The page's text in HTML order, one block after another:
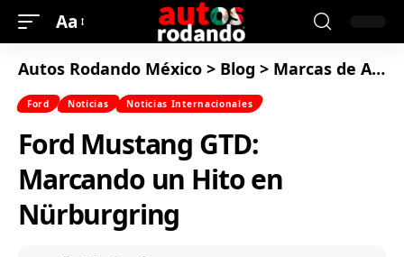
Aa
Autos Rodando México > Blog > Marcas de Autos
Ford Noticias Noticias Internacionales
Ford Mustang GTD:
Marcando un Hito en
Nürburgring